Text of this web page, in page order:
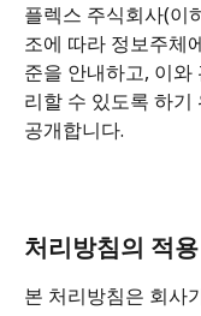
플렉스 주식회사(이
조에 따라 정보주체
준을 안내하고, 이와
리할 수 있도록 하기
공개합니다.
처리방침의 적
본 처리방침은 회사